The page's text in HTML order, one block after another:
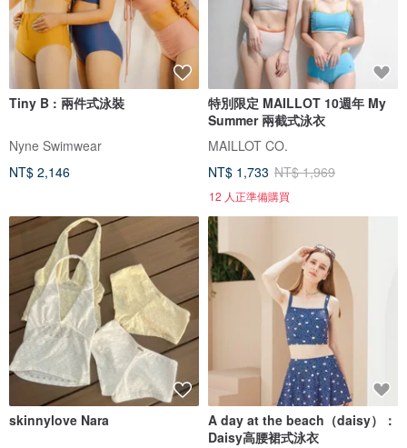
Tiny B : 兩件式泳裝
Nyne Swimwear
NT$ 2,146
特別限定 MAILLOT 10週年 My
Summer 兩截式泳衣
MAILLOT CO.
NT$ 1,733 NT$ 1,969
12 人正準備購買
skinnylove Nara
A day at the beach（daisy）：
Daisy高腰裙式泳衣